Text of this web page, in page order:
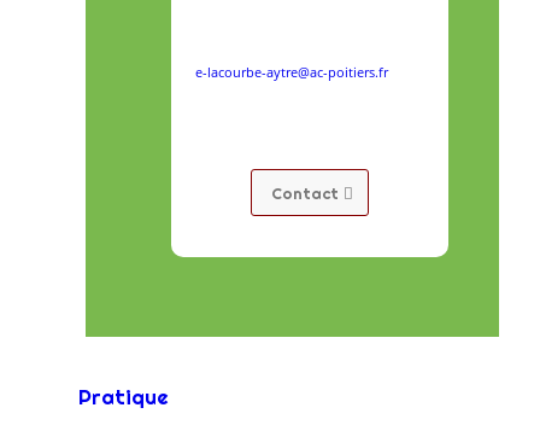
e-lacourbe-aytre@ac-poitiers.fr
Contact
Pratique